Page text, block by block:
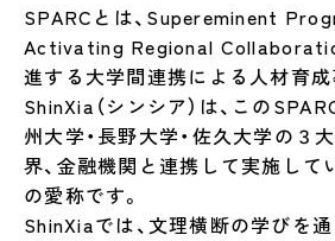
SPARCとは、Supereminent
Activating Regional
進する大学間連携による人材育成
ShinXia（シンシア）は、この
州大学・長野大学・佐久大学の３
界、金融機関と連携して実施して
の愛称です。
ShinXiaでは、文理横断の学びを